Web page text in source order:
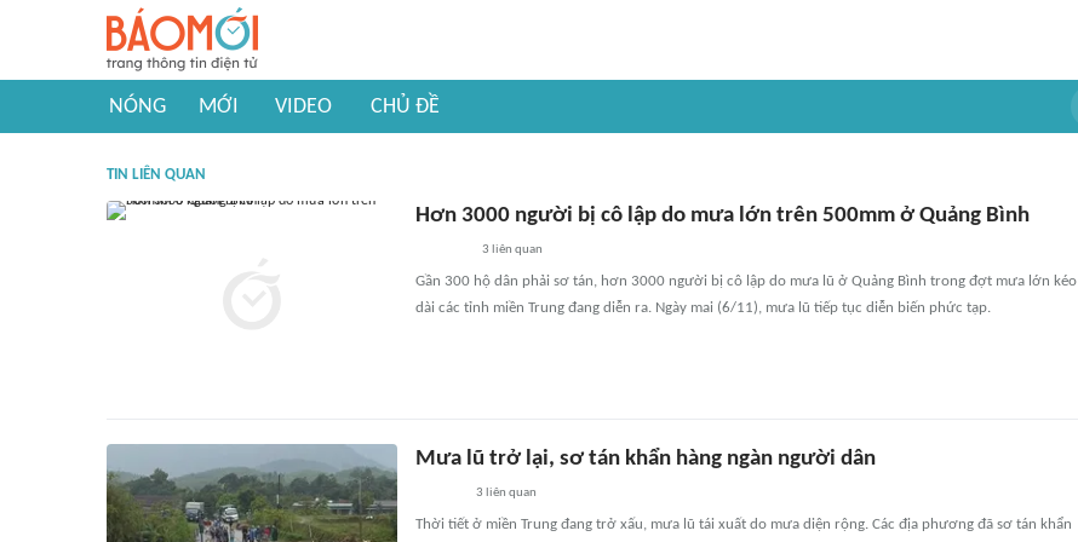
NÓNG MỚI VIDEO CHỦ ĐỀ
TIN LIÊN QUAN
Hơn 3000 người bị cô lập do mưa lớn trên 500mm ở Quảng Bình
3 liên quan
Gần 300 hộ dân phải sơ tán, hơn 3000 người bị cô lập do mưa lũ ở Quảng Bình trong đợt mưa lớn kéo
dài các tỉnh miền Trung đang diễn ra. Ngày mai (6/11), mưa lũ tiếp tục diễn biến phức tạp.
Mưa lũ trở lại, sơ tán khẩn hàng ngàn người dân
3 liên quan
Thời tiết ở miền Trung đang trở xấu, mưa lũ tái xuất do mưa diện rộng. Các địa phương đã sơ tán khẩn